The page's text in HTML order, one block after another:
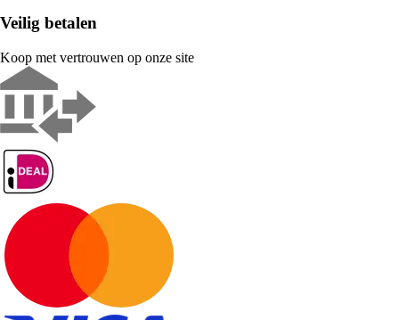
Veilig betalen
Koop met vertrouwen op onze site